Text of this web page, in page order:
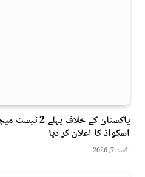
اسکواڈ کا اعلان کر دیا
اگست 7, 2026